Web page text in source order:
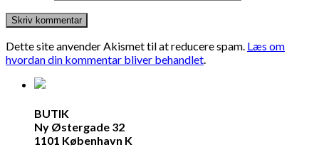
Dette site anvender Akismet til at reducere spam. Læs om
hvordan din kommentar bliver behandlet.
BUTIK
Ny Østergade 32
1101 København K